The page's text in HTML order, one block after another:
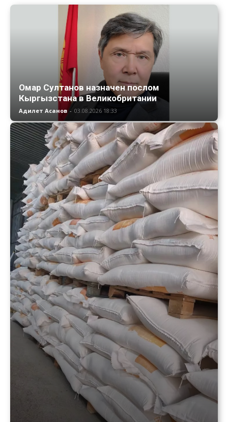
Омар Султанов назначен послом
Кыргызстана в Великобритании
Адилет Асанов - 03.08.2026 18:33